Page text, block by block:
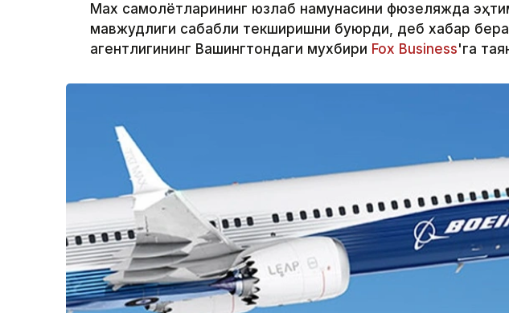
Max самолётларининг юзлаб намунасини фюзеляжда
мавжудлиги сабабли текширишни буюрди, деб хабар
агентлигининг Вашингтондаги мухбири Fox Business'га